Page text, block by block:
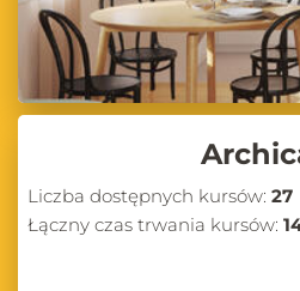
Liczba dostępnych kursów: 27
Łączny czas trwania kursów: